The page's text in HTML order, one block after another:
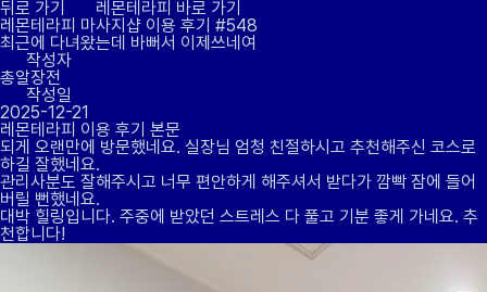
뒤로 가기
레몬테라피 바로 가기
레몬테라피 마사지샵 이용 후기 #548
최근에 다녀왔는데 바뻐서 이제쓰네여
작성자
총알장전
작성일
2025-12-21
레몬테라피 이용 후기 본문
되게 오랜만에 방문했네요. 실장님 엄청 친절하시고 추천해주신 코스로
하길 잘했네요.
관리사분도 잘해주시고 너무 편안하게 해주셔서 받다가 깜빡 잠에 들어
버릴 뻔했네요.
대박 힐링입니다. 주중에 받았던 스트레스 다 풀고 기분 좋게 가네요. 추
천합니다!